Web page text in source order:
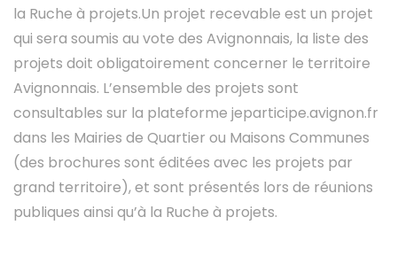
la Ruche à projets.Un projet recevable est un projet
qui sera soumis au vote des Avignonnais, la liste des
projets doit obligatoirement concerner le territoire
Avignonnais. L’ensemble des projets sont
consultables sur la plateforme jeparticipe.avignon.fr
dans les Mairies de Quartier ou Maisons Communes
(des brochures sont éditées avec les projets par
grand territoire), et sont présentés lors de réunions
publiques ainsi qu’à la Ruche à projets.